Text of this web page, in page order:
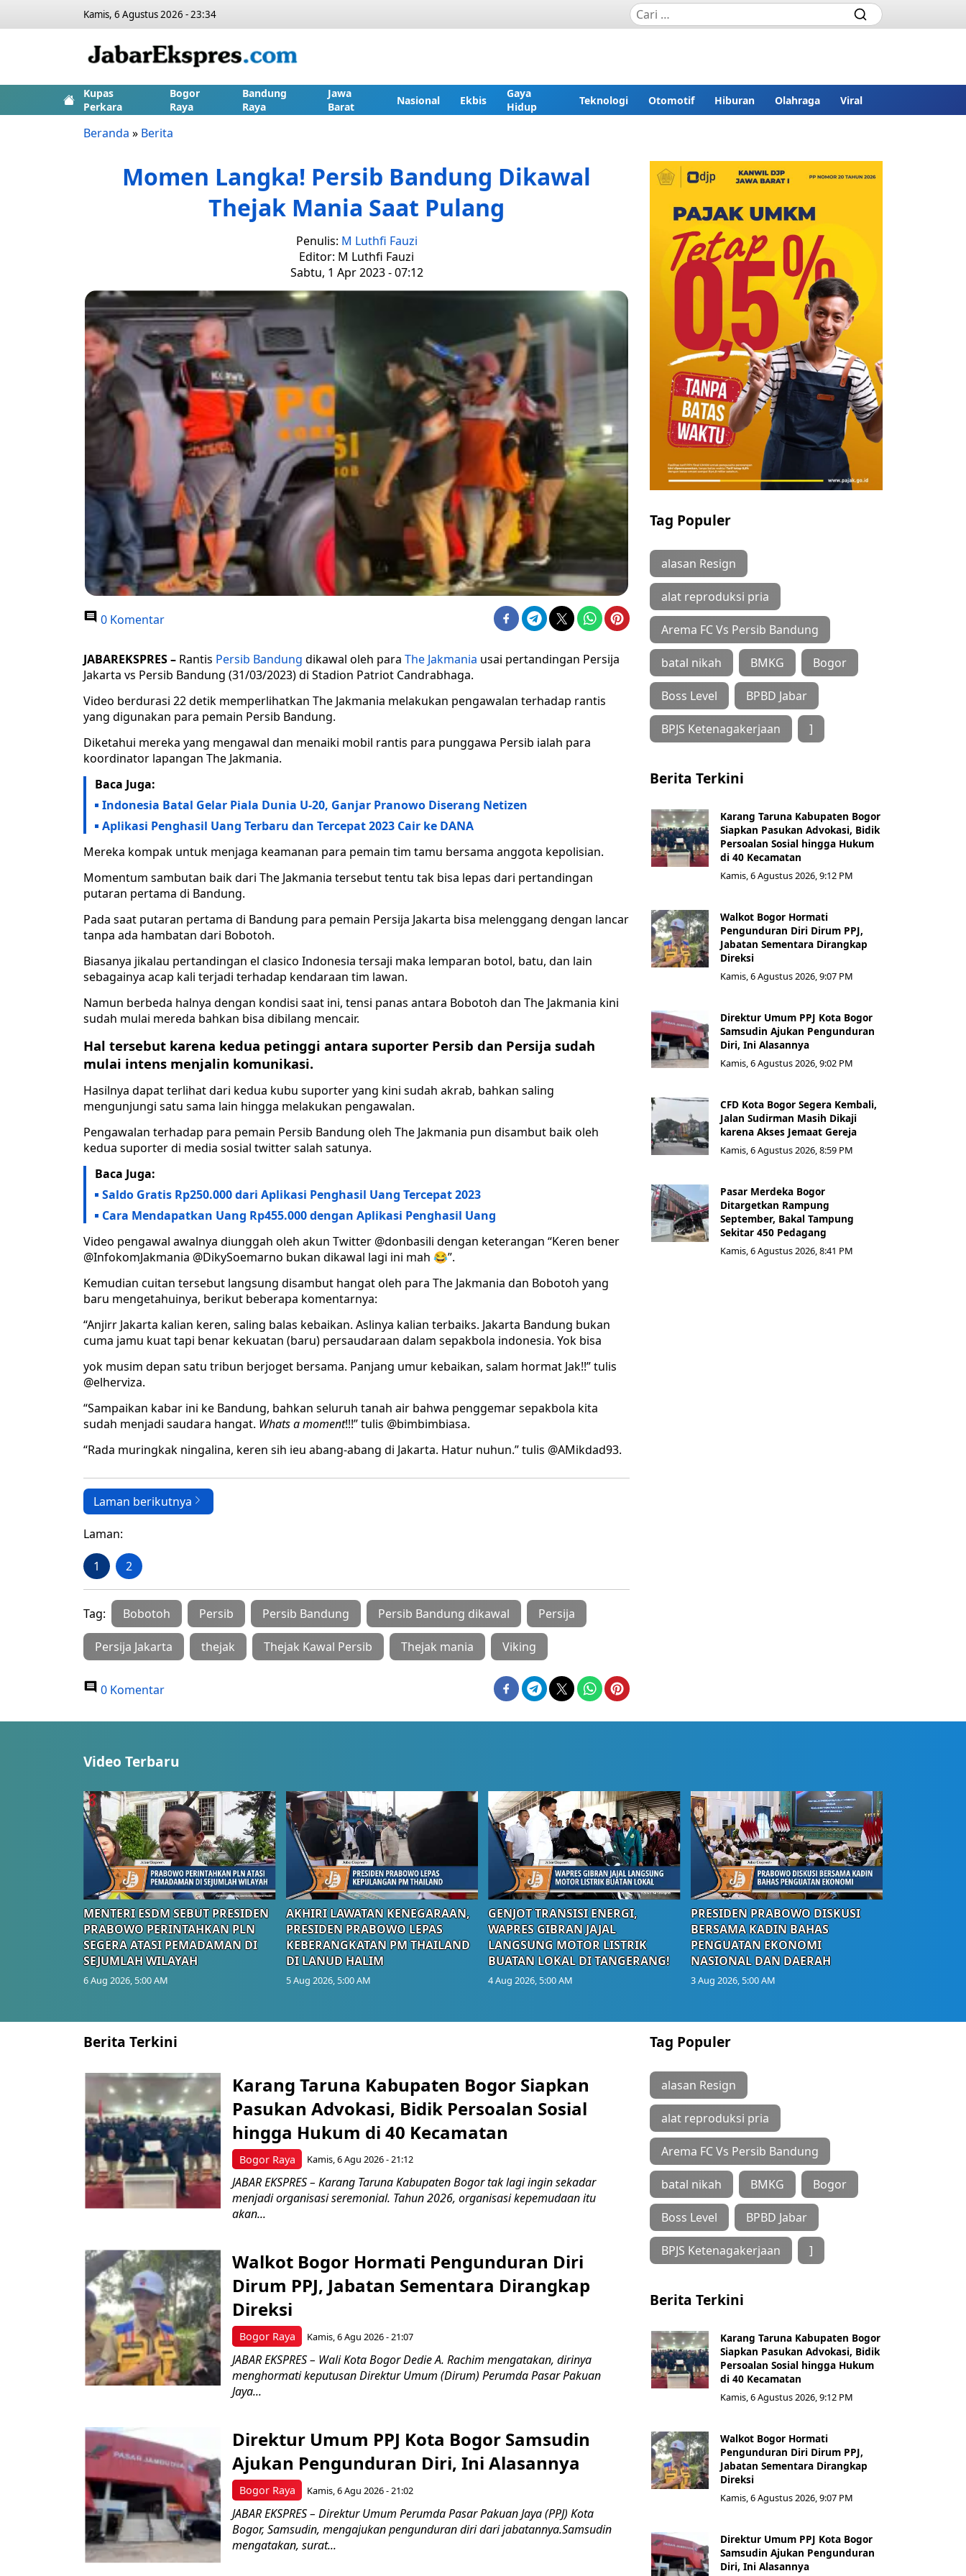
Kamis, 6 Agustus 2026 - 23:34
Kupas
Perkara
Bogor
Raya
Bandung
Raya
Jawa
Barat
Nasional Ekbis
Gaya
Hidup
Teknologi Otomotif Hiburan Olahraga Viral
Beranda » Berita
Momen Langka! Persib Bandung Dikawal
Thejak Mania Saat Pulang
Penulis: M Luthfi Fauzi
Editor: M Luthfi Fauzi
Sabtu, 1 Apr 2023 - 07:12
0 Komentar
JABAREKSPRES – Rantis Persib Bandung dikawal oleh para The Jakmania usai pertandingan Persija
Jakarta vs Persib Bandung (31/03/2023) di Stadion Patriot Candrabhaga.
Video berdurasi 22 detik memperlihatkan The Jakmania melakukan pengawalan terhadap rantis
yang digunakan para pemain Persib Bandung.
Diketahui mereka yang mengawal dan menaiki mobil rantis para punggawa Persib ialah para
koordinator lapangan The Jakmania.
Baca Juga:
Indonesia Batal Gelar Piala Dunia U-20, Ganjar Pranowo Diserang Netizen
Aplikasi Penghasil Uang Terbaru dan Tercepat 2023 Cair ke DANA
Mereka kompak untuk menjaga keamanan para pemain tim tamu bersama anggota kepolisian.
Momentum sambutan baik dari The Jakmania tersebut tentu tak bisa lepas dari pertandingan
putaran pertama di Bandung.
Pada saat putaran pertama di Bandung para pemain Persija Jakarta bisa melenggang dengan lancar
tanpa ada hambatan dari Bobotoh.
Biasanya jikalau pertandingan el clasico Indonesia tersaji maka lemparan botol, batu, dan lain
sebagainya acap kali terjadi terhadap kendaraan tim lawan.
Namun berbeda halnya dengan kondisi saat ini, tensi panas antara Bobotoh dan The Jakmania kini
sudah mulai mereda bahkan bisa dibilang mencair.
Hal tersebut karena kedua petinggi antara suporter Persib dan Persija sudah
mulai intens menjalin komunikasi.
Hasilnya dapat terlihat dari kedua kubu suporter yang kini sudah akrab, bahkan saling
mengunjungi satu sama lain hingga melakukan pengawalan.
Pengawalan terhadap para pemain Persib Bandung oleh The Jakmania pun disambut baik oleh
kedua suporter di media sosial twitter salah satunya.
Baca Juga:
Saldo Gratis Rp250.000 dari Aplikasi Penghasil Uang Tercepat 2023
Cara Mendapatkan Uang Rp455.000 dengan Aplikasi Penghasil Uang
Video pengawal awalnya diunggah oleh akun Twitter @donbasili dengan keterangan “Keren bener
@InfokomJakmania @DikySoemarno bukan dikawal lagi ini mah 😂”.
Kemudian cuitan tersebut langsung disambut hangat oleh para The Jakmania dan Bobotoh yang
baru mengetahuinya, berikut beberapa komentarnya:
“Anjirr Jakarta kalian keren, saling balas kebaikan. Aslinya kalian terbaiks. Jakarta Bandung bukan
cuma jamu kuat tapi benar kekuatan (baru) persaudaraan dalam sepakbola indonesia. Yok bisa
yok musim depan satu tribun berjoget bersama. Panjang umur kebaikan, salam hormat Jak!!” tulis
@elherviza.
“Sampaikan kabar ini ke Bandung, bahkan seluruh tanah air bahwa penggemar sepakbola kita
sudah menjadi saudara hangat. Whats a moment!!!” tulis @bimbimbiasa.
“Rada muringkak ningalina, keren sih ieu abang-abang di Jakarta. Hatur nuhun.” tulis @AMikdad93.
Laman berikutnya
Laman:
1 2
Tag: Bobotoh Persib Persib Bandung Persib Bandung dikawal Persija
Persija Jakarta thejak Thejak Kawal Persib Thejak mania Viking
0 Komentar
Tag Populer
alasan Resign
alat reproduksi pria
Arema FC Vs Persib Bandung
batal nikah BMKG Bogor
Boss Level BPBD Jabar
BPJS Ketenagakerjaan ]
Berita Terkini
Karang Taruna Kabupaten Bogor
Siapkan Pasukan Advokasi, Bidik
Persoalan Sosial hingga Hukum
di 40 Kecamatan
Kamis, 6 Agustus 2026, 9:12 PM
Walkot Bogor Hormati
Pengunduran Diri Dirum PPJ,
Jabatan Sementara Dirangkap
Direksi
Kamis, 6 Agustus 2026, 9:07 PM
Direktur Umum PPJ Kota Bogor
Samsudin Ajukan Pengunduran
Diri, Ini Alasannya
Kamis, 6 Agustus 2026, 9:02 PM
CFD Kota Bogor Segera Kembali,
Jalan Sudirman Masih Dikaji
karena Akses Jemaat Gereja
Kamis, 6 Agustus 2026, 8:59 PM
Pasar Merdeka Bogor
Ditargetkan Rampung
September, Bakal Tampung
Sekitar 450 Pedagang
Kamis, 6 Agustus 2026, 8:41 PM
Video Terbaru
MENTERI ESDM SEBUT PRESIDEN
PRABOWO PERINTAHKAN PLN
SEGERA ATASI PEMADAMAN DI
SEJUMLAH WILAYAH
6 Aug 2026, 5:00 AM
AKHIRI LAWATAN KENEGARAAN,
PRESIDEN PRABOWO LEPAS
KEBERANGKATAN PM THAILAND
DI LANUD HALIM
5 Aug 2026, 5:00 AM
GENJOT TRANSISI ENERGI,
WAPRES GIBRAN JAJAL
LANGSUNG MOTOR LISTRIK
BUATAN LOKAL DI TANGERANG!
4 Aug 2026, 5:00 AM
PRESIDEN PRABOWO DISKUSI
BERSAMA KADIN BAHAS
PENGUATAN EKONOMI
NASIONAL DAN DAERAH
3 Aug 2026, 5:00 AM
Berita Terkini
Bogor Raya
Karang Taruna Kabupaten Bogor Siapkan
Pasukan Advokasi, Bidik Persoalan Sosial
hingga Hukum di 40 Kecamatan
Kamis, 6 Agu 2026 - 21:12
JABAR EKSPRES – Karang Taruna Kabupaten Bogor tak lagi ingin sekadar
menjadi organisasi seremonial. Tahun 2026, organisasi kepemudaan itu
akan...
Bogor Raya
Walkot Bogor Hormati Pengunduran Diri
Dirum PPJ, Jabatan Sementara Dirangkap
Direksi
Kamis, 6 Agu 2026 - 21:07
JABAR EKSPRES – Wali Kota Bogor Dedie A. Rachim mengatakan, dirinya
menghormati keputusan Direktur Umum (Dirum) Perumda Pasar Pakuan
Jaya...
Bogor Raya
Direktur Umum PPJ Kota Bogor Samsudin
Ajukan Pengunduran Diri, Ini Alasannya
Kamis, 6 Agu 2026 - 21:02
JABAR EKSPRES – Direktur Umum Perumda Pasar Pakuan Jaya (PPJ) Kota
Bogor, Samsudin, mengajukan pengunduran diri dari jabatannya.Samsudin
mengatakan, surat...
Tag Populer
alasan Resign
alat reproduksi pria
Arema FC Vs Persib Bandung
batal nikah BMKG Bogor
Boss Level BPBD Jabar
BPJS Ketenagakerjaan ]
Berita Terkini
Karang Taruna Kabupaten Bogor
Siapkan Pasukan Advokasi, Bidik
Persoalan Sosial hingga Hukum
di 40 Kecamatan
Kamis, 6 Agustus 2026, 9:12 PM
Walkot Bogor Hormati
Pengunduran Diri Dirum PPJ,
Jabatan Sementara Dirangkap
Direksi
Kamis, 6 Agustus 2026, 9:07 PM
Direktur Umum PPJ Kota Bogor
Samsudin Ajukan Pengunduran
Diri, Ini Alasannya